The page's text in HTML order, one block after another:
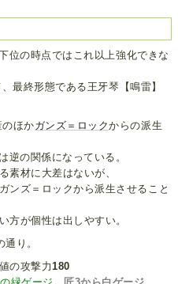
位の時点ではこれ以上強化できな
最終形態である王牙琴【鳴雷】
ほかガンズ＝ロックからの派生
逆の関係になっている。
素材に大差はないが、
ンズ＝ロックから派生させること
方が個性は出しやすい。
り。
の攻撃力 180